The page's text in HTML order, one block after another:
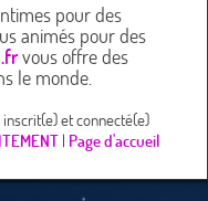
pour des
animés pour des
vous offre des
le monde.
et connecté(e)
| Page d'accueil